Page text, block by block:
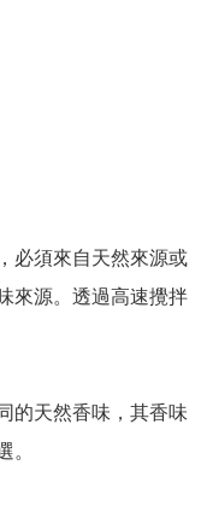
必須來自天然來源或
來源。透過高速攪拌
的天然香味，其香味
。